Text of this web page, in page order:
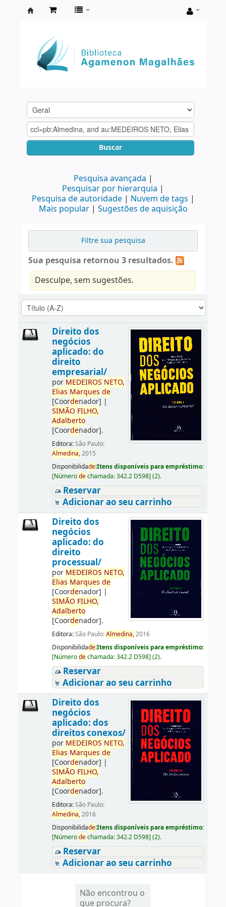
Agamenon
Magalhães
Buscar
Pesquisa avançada
Pesquisar por hierarquia
Pesquisa de autoridade
Nuvem de tags
Mais popular
Sugestões de aquisição
Filtre sua pesquisa
Sua pesquisa retornou 3 resultados.
Desculpe, sem sugestões.
Direito dos
negócios
aplicado: do
direito
empresarial/
por MEDEIROS NETO,
Elias Marques de
[Coordenador] |
SIMÃO FILHO,
Adalberto
[Coordenador].
Editora:São Paulo:
Almedina,2015
Disponibilidade:Itens disponíveis para empréstimo:
[Númerodechamada:342.2 D598] (2).
Reservar
Adicionar ao seu carrinho
Direito dos
negócios
aplicado: do
direito
processual/
por MEDEIROS NETO,
Elias Marques de
[Coordenador] |
SIMÃO FILHO,
Adalberto
[Coordenador].
Editora:São Paulo:Almedina,2016
Disponibilidade:Itens disponíveis para empréstimo:
[Númerodechamada:342.2 D598] (2).
Reservar
Adicionar ao seu carrinho
Direito dos
negócios
aplicado: dos
direitos conexos/
por MEDEIROS NETO,
Elias Marques de
[Coordenador] |
SIMÃO FILHO,
Adalberto
[Coordenador].
Editora:São Paulo:
Almedina,2016
Disponibilidade:Itens disponíveis para empréstimo:
[Númerodechamada:342.2 D598] (2).
Reservar
Adicionar ao seu carrinho
Não encontrou o
que procura?